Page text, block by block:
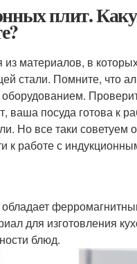
плит.
материалов, в
стали. Помните, что
ваша посуда готова к
Но все таки советуем
к работе с
для изготовления
блюд.